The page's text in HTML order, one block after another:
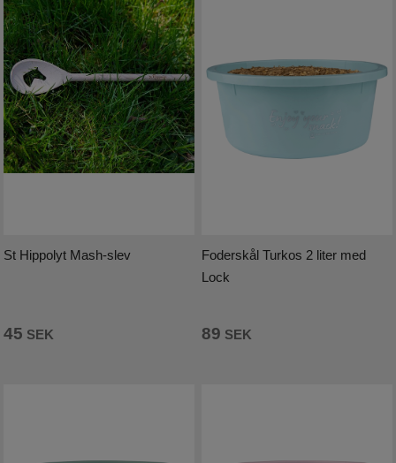
Outdoor
SOMMAR-REA!
Mode
Sadelprovning
Handla efter Varumärke
St Hippolyt Mash-slev
45 SEK
Foderskål Turkos 2 liter med
Lock
89 SEK